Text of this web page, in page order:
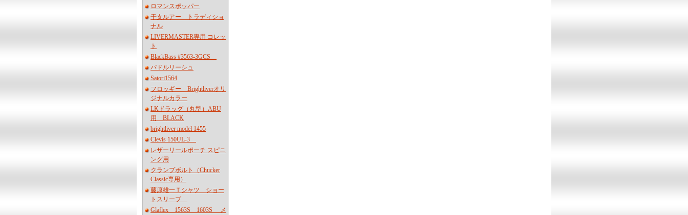
ロマンスポッパー
干支ルアー トラディショ
ナル
LIVERMASTER専用 コレッ
ト
BlackBass #3563-3GCS
パドルリーシュ
Satori1564
フロッギー Brightliverオリ
ジナルカラー
LKドラッグ（丸型）ABU
用 BLACK
brightliver model 1455
Clevis 150UL-3
レザーリールポーチ スピニ
ング用
クランプボルト（Chucker
Classic専用）
藤原雄一Ｔシャツ ショー
トスリーブ
Glaflex 1563S 1603S メ